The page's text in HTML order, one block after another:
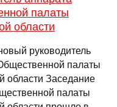
палаты
области
руководитель
палаты
области Заседание
палаты